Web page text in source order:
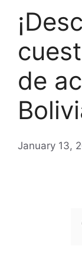
de
January 13,